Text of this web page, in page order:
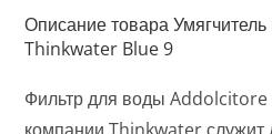
Описание товара
Thinkwater Blue 9
Фильтр для воды Addolcitore